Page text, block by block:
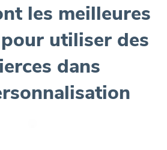
les meilleures
utiliser des
dans